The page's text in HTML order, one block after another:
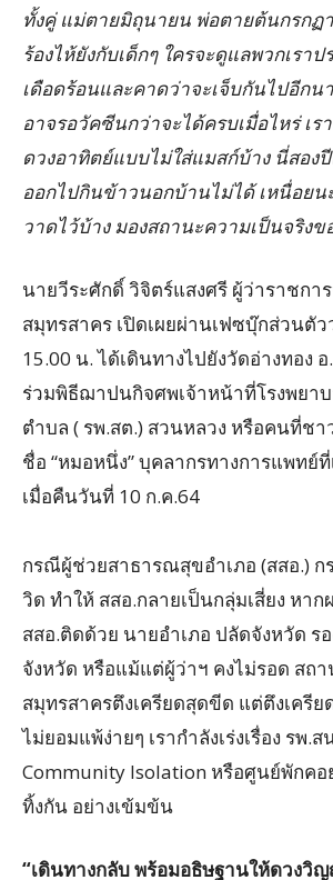
ทั้งคู่ แม่ตายมิถุนายน พ่อตายต้นกรกฏ
ร้องไห้ยังกับเด็กๆ ใครจะดูแลพวกเรา
เดือดร้อนและคาดว่าจะเจ็บกันไปอีกน
อาจรอวัคซีนกว่าจะได้ครบเมื่อไหร่ เร
ดวงอาทิตย์แบบไม่ใส่แมสก์บ้าง นี่สอง
ออกไปกินข้าวนอกบ้านไม่ได้ เหนื่อย
วาดไว้บ้าง มองสถานะความเป็นจริงขอ
นายวีระศักดิ์ วิจิตร์แสงศรี ผู้ว่าราชกา
สมุทรสาคร เปิดเผยผ่านเฟซบุ๊กส่วนตัว
15.00 น. ได้เดินทางไปยังวัดอ่างทอง
ร่วมพิธีฌาปนกิจศพเจ้าหน้าที่โรงพยา
ตำบล ( รพ.สต.) สวนหลวง หรือคนที่ช
ชื่อ “หมอหนึ่ง” บุคลากรทางการแพทย์
เมื่อคืนวันที่ 10 ก.ค.64
กรณีผู้ช่วยสาธารณสุขอำเภอ (สสอ.)
วิด ทำให้ สสอ.กลายเป็นกลุ่มเสี่ยง หาก
สสอ.ติดด้วย นายอำเภอ ปลัดจังหวัด ร
จังหวัด หรือแม้แต่ผู้ว่าฯ คงไม่รอด สถ
สมุทรสาครตึงเครียดสุดขีด แต่ตึงเครีย
ไม่ยอมแพ้ง่ายๆ เรากำลังเร่งเรื่อง รพ.
Community Isolation หรือศูนย์พักค
ทิ้งกัน อย่างเข้มข้น
“เดินทางกลับ พร้อมอธิษฐานให้ดวงวิ